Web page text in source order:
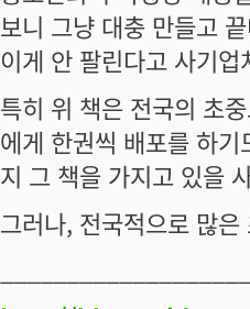
보니 그냥 대충 만들고
이게 안 팔린다고 사기
특히 위 책은 전국의 초
에게 한권씩 배포를 하
지 그 책을 가지고 있을
그러나, 전국적으로 많